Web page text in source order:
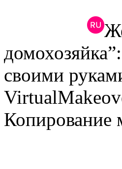
своими
Копирование